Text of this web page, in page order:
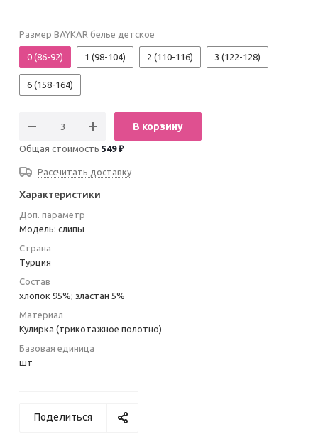
Размер BAYKAR белье детское
0 (86-92) 1 (98-104) 2 (110-116) 3 (122-128)
6 (158-164)
В корзину
Общая стоимость 549 ₽
Рассчитать доставку
Характеристики
Доп. параметр
Модель: слипы
Страна
Турция
Состав
хлопок 95%; эластан 5%
Материал
Кулирка (трикотажное полотно)
Базовая единица
шт
Поделиться